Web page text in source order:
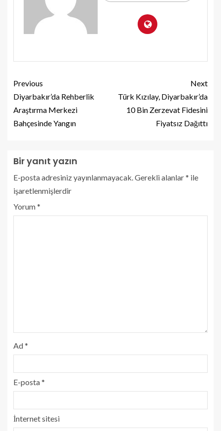
Previous
Diyarbakır’da Rehberlik
Araştırma Merkezi
Bahçesinde Yangın
Next
Türk Kızılay, Diyarbakır’da
10 Bin Zerzevat Fidesini
Fiyatsız Dağıttı
Bir yanıt yazın
E-posta adresiniz yayınlanmayacak. Gerekli alanlar* ile
işaretlenmişlerdir
Yorum*
Ad*
E-posta*
İnternet sitesi